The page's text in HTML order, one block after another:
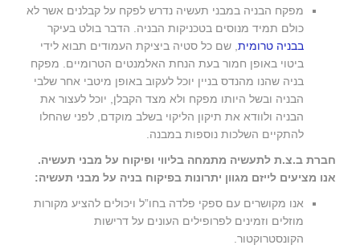
מפקח הבניה במבני תעשיה נדרש לפקח על קבלנים אשר לא
כולם תמיד מנוסים בטכניקות הבניה. הדבר בולט בעיקר
בבניה טרומית , שם כל סטיה ביציקת העמודים תבוא לידי
ביטוי באופן חמור בעת הנחת האלמנטים הטרומיים. מפקח
בניה שהנו מהנדס בניין יוכל לעקוב באופן מיטבי אחר שלבי
הבניה ובשל היותו מפקח ולא מצד הקבלן, יוכל לעצור את
הבניה ולוודא את תיקון הליקוי בשלב מוקדם, לפני שהחלו
להתקיים השלכות נוספות במבנה.
חברת ב.צ.ת לתעשיה מתמחה בליווי ופיקוח על מבני תעשיה.
אנו מציעים לייזם מגוון יתרונות בפיקוח בניה על מבני תעשיה:
אנו מקושרים עם ספקי פלדה בחו”ל ויכולים להציע מקורות
מוזלים וזמינים לפרופילים העונים על דרישות
הקונסטרוקטור.